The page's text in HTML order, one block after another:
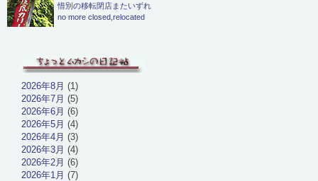
惜別の移転閉店またいずれ
no more closed,relocated
2026年8月 (1)
2026年7月 (5)
2026年6月 (6)
2026年5月 (4)
2026年4月 (3)
2026年3月 (4)
2026年2月 (6)
2026年1月 (7)